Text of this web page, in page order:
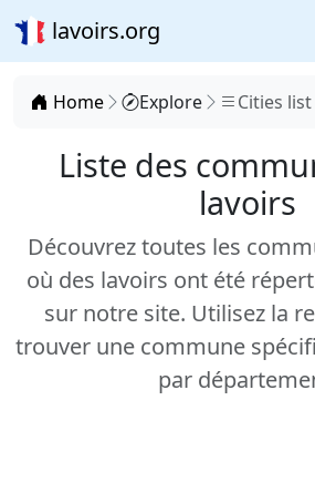
lavoirs.org
Home Explore Cities list
Liste des
lavoirs
Découvrez toutes les
où des lavoirs ont été
sur notre site. Utilisez la
trouver une commune
par